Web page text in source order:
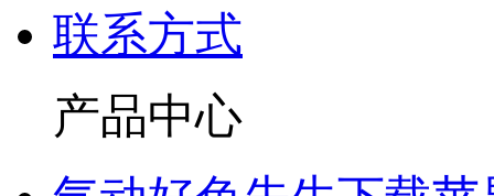
联系方式
产品中心